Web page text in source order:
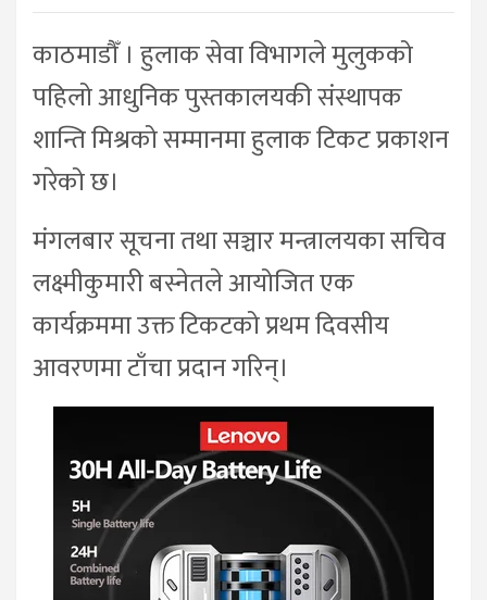
काठमाडौँ । हुलाक सेवा विभागले मुलुकको
पहिलो आधुनिक पुस्तकालयकी संस्थापक
शान्ति मिश्रको सम्मानमा हुलाक टिकट प्रकाशन
गरेको छ।
मंगलबार सूचना तथा सञ्चार मन्त्रालयका सचिव
लक्ष्मीकुमारी बस्नेतले आयोजित एक
कार्यक्रममा उक्त टिकटको प्रथम दिवसीय
आवरणमा टाँचा प्रदान गरिन्।